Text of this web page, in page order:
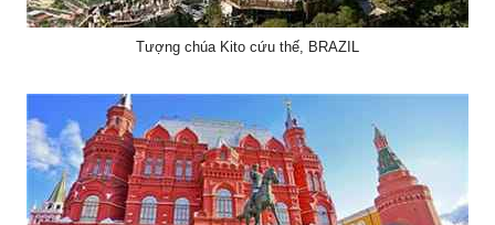
Tượng chúa Kito cứu thế, BRAZIL